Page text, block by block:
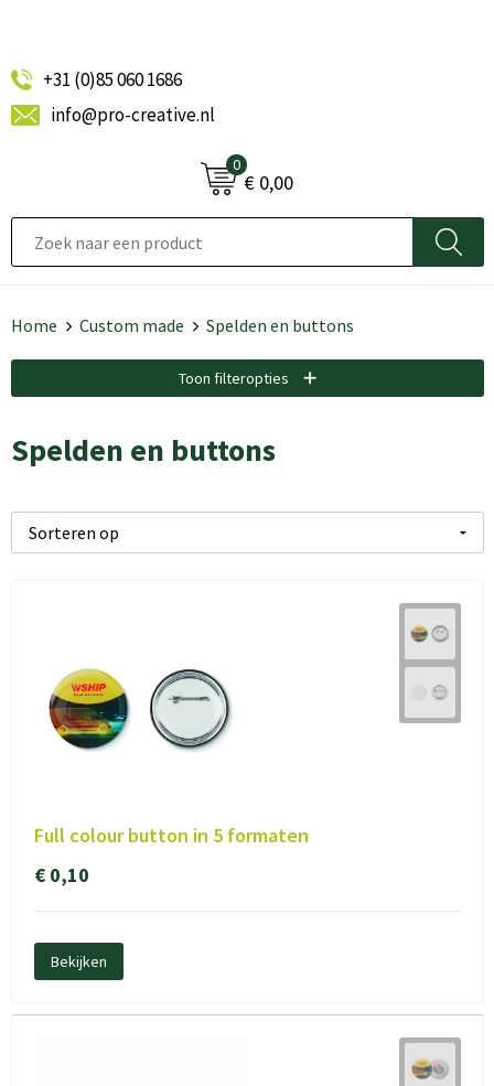
+31 (0)85 060 1686
info@pro-creative.nl
0
€ 0,00
Home Custom made Spelden en buttons
Toon filteropties
Spelden en buttons
Full colour button in 5 formaten
€ 0,10
Bekijken